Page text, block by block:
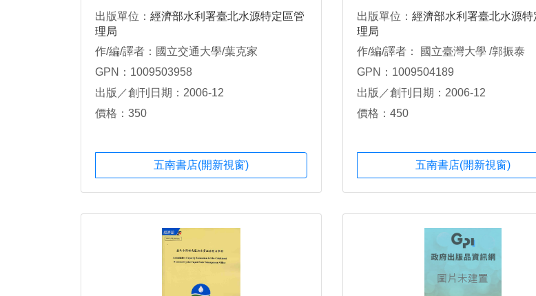
出版單位： 經濟部水利署臺北水源特定區管
理局
作/編/譯者：國立交通大學/葉克家
GPN：1009503958
出版／創刊日期：2006-12
價格：350
五南書店(開新視窗)
定區地表水量監測暨管理系
(1/2)
出版單位： 經濟部水利署臺北水源特
理局
作/編/譯者： 國立臺灣大學 /郭振泰
GPN：1009504189
出版／創刊日期：2006-12
價格：450
五南書店(開新視窗)